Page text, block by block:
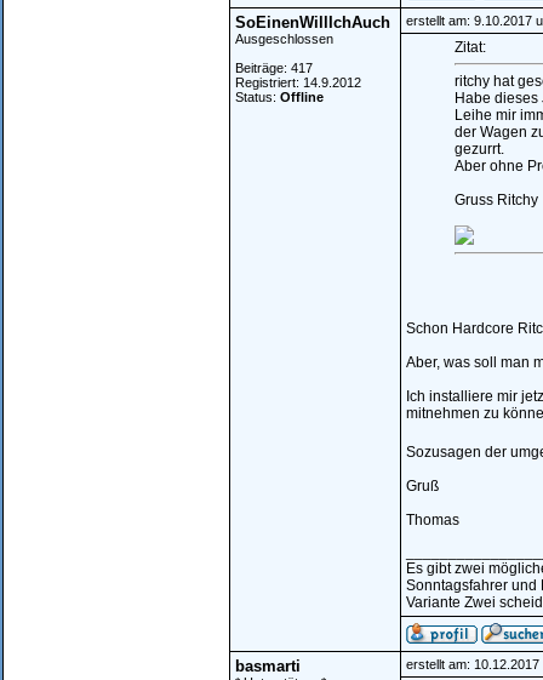
SoEinenWillIchAuch
Ausgeschlossen
Beiträge: 417
Registriert: 14.9.2012
Status: Offline
erstellt am: 9.10.2017
Zitat:
ritchy hat
Habe
Leihe mir
der Wagen
gezurrt.
Aber ohne
Gruss Ritchy
Schon Hardcore
Aber, was soll man
Ich installiere mir
mitnehmen zu
Sozusagen der
Gruß
Thomas
Es gibt zwei
Sonntagsfahrer und
Variante Zwei
basmarti erstellt am: